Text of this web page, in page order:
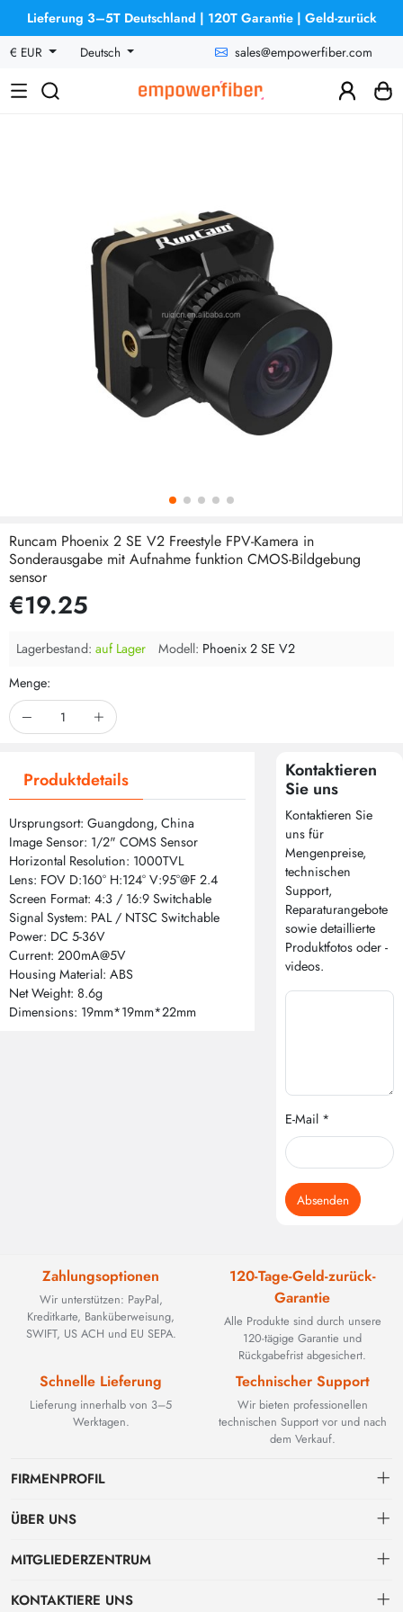
Lieferung 3–5T Deutschland | 120T Garantie | Geld-zurück
€ EUR
Deutsch sales@empowerfiber.com
Runcam Phoenix 2 SE V2 Freestyle FPV-Kamera in
Sonderausgabe mit Aufnahme funktion CMOS-Bildgebung
sensor
€19.25
Lagerbestand: auf Lager Modell: Phoenix 2 SE V2
Menge:
Produktdetails
Ursprungsort: Guangdong, China
Image Sensor: 1/2" COMS Sensor
Horizontal Resolution: 1000TVL
Lens: FOV D:160° H:124° V:95°@F 2.4
Screen Format: 4:3 / 16:9 Switchable
Signal System: PAL / NTSC Switchable
Power: DC 5-36V
Current: 200mA@5V
Housing Material: ABS
Net Weight: 8.6g
Dimensions: 19mm*19mm*22mm
Kontaktieren
Sie uns
Kontaktieren Sie
uns für
Mengenpreise,
technischen
Support,
Reparaturangebote
sowie detaillierte
Produktfotos oder -
videos.
E-Mail *
Absenden
Zahlungsoptionen
Wir unterstützen: PayPal,
Kreditkarte, Banküberweisung,
SWIFT, US ACH und EU SEPA.
120-Tage-Geld-zurück-
Garantie
Alle Produkte sind durch unsere
120-tägige Garantie und
Rückgabefrist abgesichert.
Schnelle Lieferung
Lieferung innerhalb von 3–5
Werktagen.
Technischer Support
Wir bieten professionellen
technischen Support vor und nach
dem Verkauf.
FIRMENPROFIL
BEYOND TECHNOLOGY INTERNATIONAL LIMITED wurde 2002
Glasfaserlösungen. Mit der Weiterentwicklung industrieller Netzwerke
ÜBER UNS
Kontakt
MITGLIEDERZENTRUM
persönliches Zentrum
KONTAKTIERE UNS